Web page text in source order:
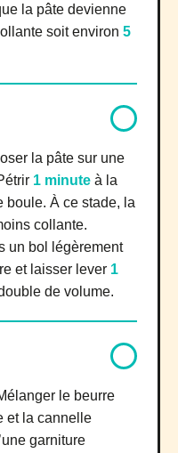
la pâte devienne
soit environ 5
la pâte sur une
1 minute à la
boule. À ce stade, la
collante.
un bol légèrement
et laisser lever 1
de volume.
le beurre
et la cannelle
garniture